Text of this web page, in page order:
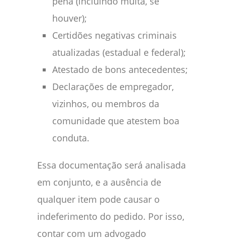
houver);
Certidões negativas criminais
atualizadas (estadual e federal);
Atestado de bons antecedentes;
Declarações de empregador,
vizinhos, ou membros da
comunidade que atestem boa
conduta.
Essa documentação será analisada
em conjunto, e a ausência de
qualquer item pode causar o
indeferimento do pedido. Por isso,
contar com um advogado